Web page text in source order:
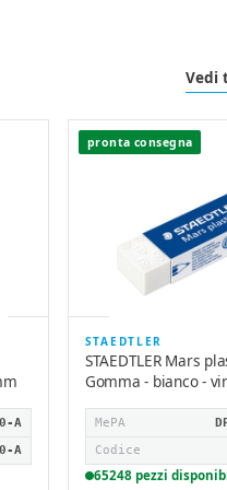
Vedi
A
A
pronta consegna
STAEDTLER
STAEDTLER Mars
Gomma - bianco -
MePA
Codice
65248 pezzi